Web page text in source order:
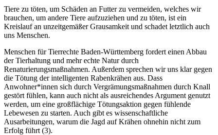
Tiere zu töten, um Schäden an Futter zu vermeiden, welches wir
brauchen, um andere Tiere aufzuziehen und zu töten, ist ein
Kreislauf an unzeitgemäßer Grausamkeit und schadet letztlich auch
uns Menschen.
Menschen für Tierrechte Baden-Württemberg fordert einen Abbau
der Tierhaltung und mehr echte Natur durch
Renaturierungsmaßnahmen. Außerdem sprechen wir uns klar gegen
die Tötung der intelligenten Rabenkrähen aus. Dass
Anwohner*innen sich durch Vergrämungsmaßnahmen durch Knall
gestört fühlen, kann auch nicht als ausreichendes Argument genutzt
werden, um eine großflächige Tötungsaktion gegen fühlende
Lebewesen zu starten. Auch gibt es wissenschaftliche
Ausarbeitungen, warum die Jagd auf Krähen ohnehin nicht zum
Erfolg führt (3).